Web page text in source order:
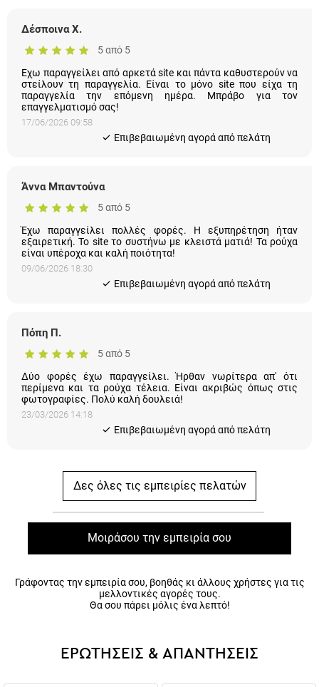
Δέσποινα Χ.
5 από 5
Εχω παραγγείλει από αρκετά site και πάντα καθυστερούν να
στείλουν τη παραγγελία. Είναι το μόνο site που είχα τη
παραγγελία την επόμενη ημέρα. Μπράβο για τον
επαγγελματισμό σας!
17/06/2026 09:58
Eπιβεβαιωμένη αγορά από πελάτη
Άννα Μπαντούνα
5 από 5
Έχω παραγγείλει πολλές φορές. Η εξυπηρέτηση ήταν
εξαιρετική. Το site το συστήνω με κλειστά ματιά! Τα ρούχα
είναι υπέροχα και καλή ποιότητα!
09/06/2026 18:30
Eπιβεβαιωμένη αγορά από πελάτη
Πόπη Π.
5 από 5
Δύο φορές έχω παραγγείλει. Ήρθαν νωρίτερα απ' ότι
περίμενα και τα ρούχα τέλεια. Είναι ακριβώς όπως στις
φωτογραφίες. Πολύ καλή δουλειά!
23/03/2026 14:18
Eπιβεβαιωμένη αγορά από πελάτη
Δες όλες τις εμπειρίες πελατών
Μοιράσου την εμπειρία σου
Γράφοντας την εμπειρία σου, βοηθάς κι άλλους χρήστες για τις
μελλοντικές αγορές τους.
Θα σου πάρει μόλις ένα λεπτό!
ΕΡΩΤΗΣΕΙΣ & ΑΠΑΝΤΗΣΕΙΣ